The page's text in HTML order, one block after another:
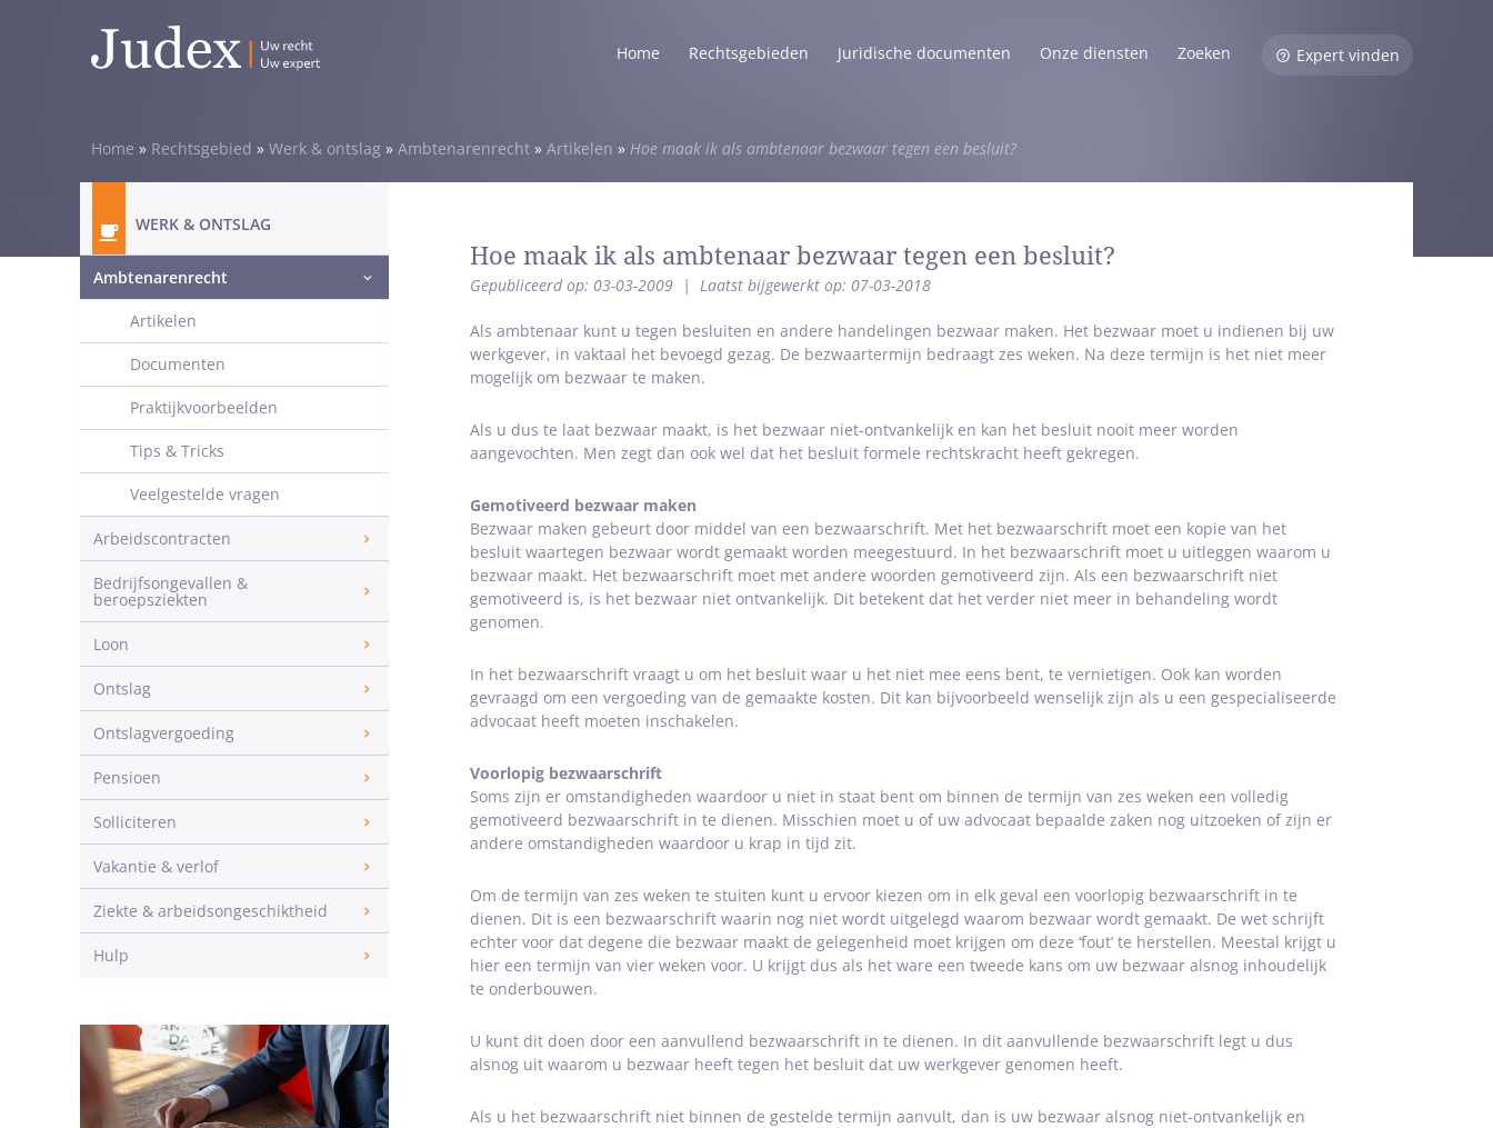
Home Rechtsgebieden Juridische documenten Onze diensten Zoeken Expert vinden
Home » Rechtsgebied » Werk & ontslag » Ambtenarenrecht » Artikelen » Hoe maak ik als ambtenaar bezwaar tegen een besluit?
Hoe maak ik als ambtenaar bezwaar tegen een besluit?
Gepubliceerd op: 03-03-2009 | Laatst bijgewerkt op: 07-03-2018
Als ambtenaar kunt u tegen besluiten en andere handelingen bezwaar maken. Het bezwaar moet u indienen bij uw
werkgever, in vaktaal het bevoegd gezag. De bezwaartermijn bedraagt zes weken. Na deze termijn is het niet meer
mogelijk om bezwaar te maken.
Als u dus te laat bezwaar maakt, is het bezwaar niet-ontvankelijk en kan het besluit nooit meer worden
aangevochten. Men zegt dan ook wel dat het besluit formele rechtskracht heeft gekregen.
Gemotiveerd bezwaar maken
Bezwaar maken gebeurt door middel van een bezwaarschrift. Met het bezwaarschrift moet een kopie van het
besluit waartegen bezwaar wordt gemaakt worden meegestuurd. In het bezwaarschrift moet u uitleggen waarom u
bezwaar maakt. Het bezwaarschrift moet met andere woorden gemotiveerd zijn. Als een bezwaarschrift niet
gemotiveerd is, is het bezwaar niet ontvankelijk. Dit betekent dat het verder niet meer in behandeling wordt
genomen.
In het bezwaarschrift vraagt u om het besluit waar u het niet mee eens bent, te vernietigen. Ook kan worden
gevraagd om een vergoeding van de gemaakte kosten. Dit kan bijvoorbeeld wenselijk zijn als u een gespecialiseerde
advocaat heeft moeten inschakelen.
Voorlopig bezwaarschrift
Soms zijn er omstandigheden waardoor u niet in staat bent om binnen de termijn van zes weken een volledig
gemotiveerd bezwaarschrift in te dienen. Misschien moet u of uw advocaat bepaalde zaken nog uitzoeken of zijn er
andere omstandigheden waardoor u krap in tijd zit.
Om de termijn van zes weken te stuiten kunt u ervoor kiezen om in elk geval een voorlopig bezwaarschrift in te
dienen. Dit is een bezwaarschrift waarin nog niet wordt uitgelegd waarom bezwaar wordt gemaakt. De wet schrijft
echter voor dat degene die bezwaar maakt de gelegenheid moet krijgen om deze ‘fout’ te herstellen. Meestal krijgt u
hier een termijn van vier weken voor. U krijgt dus als het ware een tweede kans om uw bezwaar alsnog inhoudelijk
te onderbouwen.
U kunt dit doen door een aanvullend bezwaarschrift in te dienen. In dit aanvullende bezwaarschrift legt u dus
alsnog uit waarom u bezwaar heeft tegen het besluit dat uw werkgever genomen heeft.
Als u het bezwaarschrift niet binnen de gestelde termijn aanvult, dan is uw bezwaar alsnog niet-ontvankelijk en
WERK & ONTSLAG
Ambtenarenrecht
Artikelen
Documenten
Praktijkvoorbeelden
Tips & Tricks
Veelgestelde vragen
Arbeidscontracten
Bedrijfsongevallen &
beroepsziekten
Loon
Ontslag
Ontslagvergoeding
Pensioen
Solliciteren
Vakantie & verlof
Ziekte & arbeidsongeschiktheid
Hulp